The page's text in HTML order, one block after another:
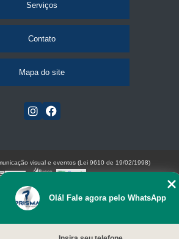
Serviços
Contato
Mapa do site
Olá! Fale agora pelo WhatsApp
visual e eventos (Lei 9610 de 19/02/1998)